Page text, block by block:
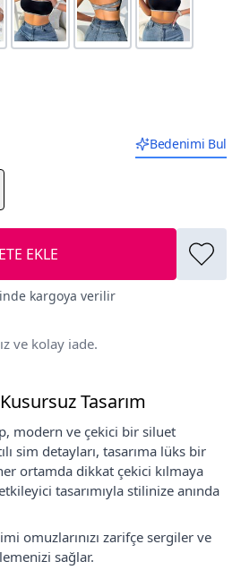
Bedenimi Bul
EKLE
kargoya verilir
ve kolay iade.
Kusursuz Tasarım
modern ve çekici bir siluet
sim detayları, tasarıma lüks bir
ortamda dikkat çekici kılmaya
tasarımıyla stilinize anında
omuzlarınızı zarifçe sergiler ve
sağlar.